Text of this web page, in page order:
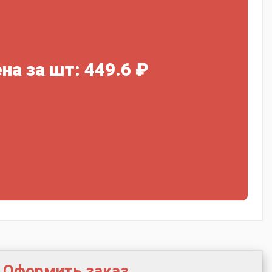
за шт: 449.6 ₽